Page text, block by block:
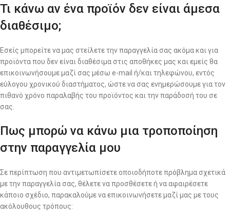
Τι κάνω αν ένα προϊόν δεν είναι άμεσα
διαθέσιμο;
Εσείς μπορείτε να μας στείλετε την παραγγελία σας ακόμα και για
προϊόντα που δεν είναι διαθέσιμα στις αποθήκες μας και εμείς θα
επικοινωνήσουμε μαζί σας μέσω e-mail ή/και τηλεφώνου, εντός
εύλογου χρονικού διαστήματος, ώστε να σας ενημερώσουμε για τον
πιθανό χρόνο παραλαβής του προϊόντος και την παράδοσή του σε
σας.
Πως μπορώ να κάνω μια τροποποίηση
στην παραγγελία μου
Σε περίπτωση που αντιμετωπίσετε οποιοδήποτε πρόβλημα σχετικά
με την παραγγελία σας, θέλετε να προσθέσετε ή να αφαιρέσετε
κάποιο σχέδιο, παρακαλούμε να επικοινωνήσετε μαζί μας με τους
ακόλουθους τρόπους: